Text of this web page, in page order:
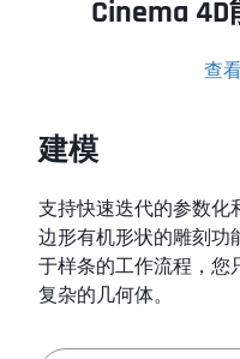
Cinema
查
建模
支持快速迭代的参数化
边形有机形状的雕刻功
于样条的工作流程，您
复杂的几何体。